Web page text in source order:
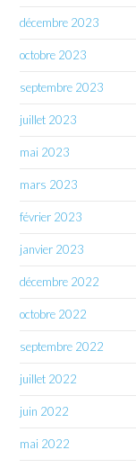
décembre 2023
octobre 2023
septembre 2023
juillet 2023
mai 2023
mars 2023
février 2023
janvier 2023
décembre 2022
octobre 2022
septembre 2022
juillet 2022
juin 2022
mai 2022